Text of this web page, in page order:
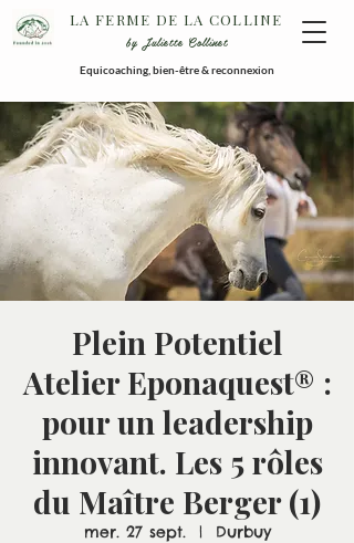
LA FERME DE LA COLLINE
by Juliette Collinet
Equicoaching, bien-être & reconnexion
Plein Potentiel
Atelier Eponaquest® :
pour un leadership
innovant. Les 5 rôles
du Maître Berger (1)
mer. 27 sept.
  |
Durbuy